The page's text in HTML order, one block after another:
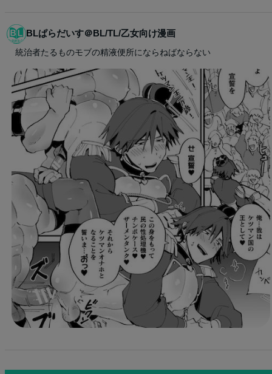
BLぱらだいす＠BL/TL/乙女向け漫画
統治者たるものモブの精液便所にならねばならない